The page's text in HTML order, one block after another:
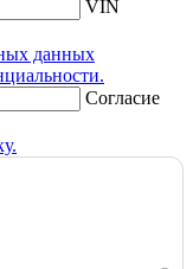
VIN
данных
Согласие